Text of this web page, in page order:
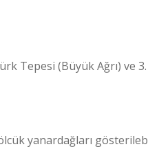
Tepesi (Büyük Ağrı) ve 3.
yanardağları